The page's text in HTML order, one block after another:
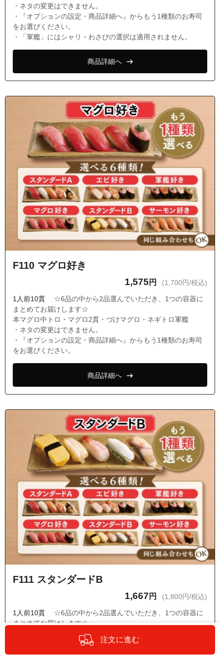
・ネタの変更はできません。
・『オプションの設定・商品詳細へ』からもう1種類のお寿司
をお選びください。
・「軍艦」にはシャリ・わさびの選択は適用されません。
商品詳細へ
F110 マグロ好き
1,575 円 (1,700円/税込)
1人前10貫
☆6品の中から2品選んでいただき、1つの容器に
まとめてお届けします☆
本マグロ中トロ・マグロ2貫・づけマグロ・ネギトロ軍艦
・ネタの変更はできません。
・『オプションの設定・商品詳細へ』からもう1種類のお寿司
をお選びください。
商品詳細へ
F111 スタンダードB
1,667 円 (1,800円/税込)
1人前10貫
☆6品の中から2品選んでいただき、1つの容器に
まとめてお届けします☆
玉子・ツブ貝・甘エビ・エンガワ・トロ炙り塩さば
・ネタの変更はできません。
・『オプションの設定・商品詳細へ』からもう1種類のお寿司
注文に進む